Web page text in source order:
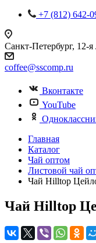
+7 (812) 642-
Санкт-Петербург,
coffee@sscomp.ru
Вконтакте
YouTube
Главная
Каталог
Чай оптом
Листовой чай
Чай Hilltop
Чай Hilltop